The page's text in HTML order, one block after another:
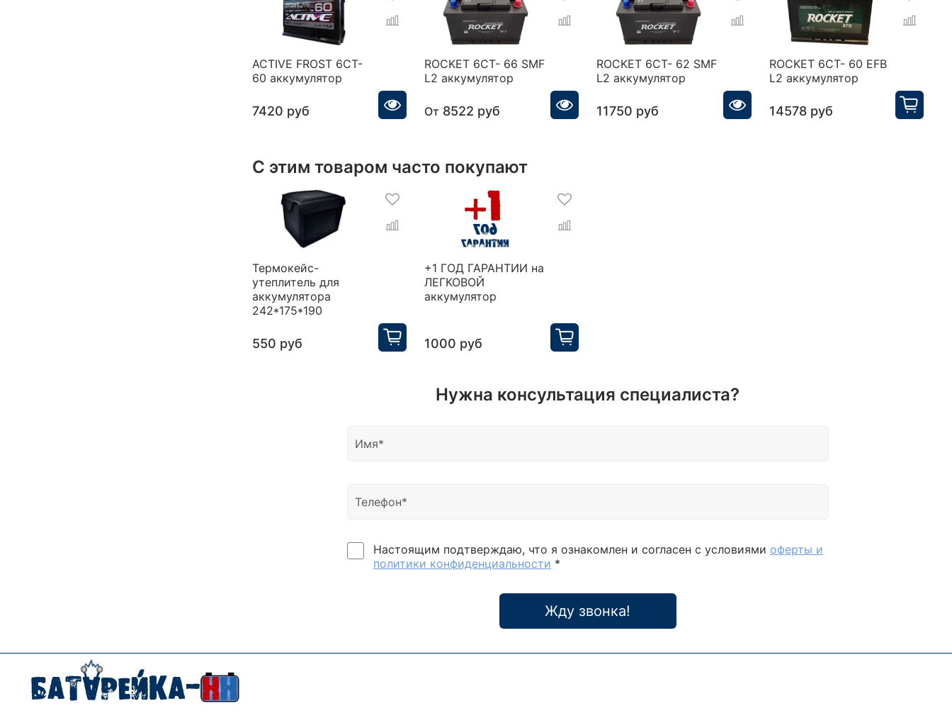
ACTIVE FROST 6СТ-
60 аккумулятор
7420 руб
ROCKET 6CT- 66 SMF
L2 аккумулятор
От 8522 руб
ROCKET 6CT- 62 SMF
L2 аккумулятор
11750 руб
ROCKET 6CT- 60 EFB
L2 аккумулятор
14578 руб
С этим товаром часто покупают
Термокейс-
утеплитель для
аккумулятора
242*175*190
550 руб
+1 ГОД ГАРАНТИИ на
ЛЕГКОВОЙ
аккумулятор
1000 руб
Нужна консультация специалиста?
Настоящим подтверждаю, что я ознакомлен и согласен с условиями оферты и
политики конфиденциальности *
Жду звонка!